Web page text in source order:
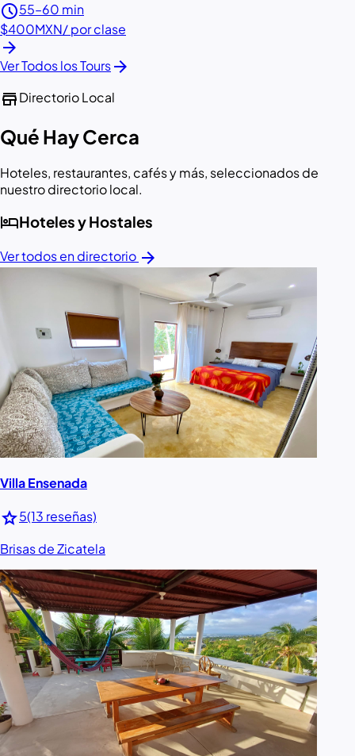
schedule55–60 min
$400MXN/ por clase
arrow_forward
Ver Todos los Toursarrow_forward
storeDirectorio Local
Qué Hay Cerca
Hoteles, restaurantes, cafés y más, seleccionados de
nuestro directorio local.
hotelHoteles y Hostales
Ver todos en directorio arrow_forward
Villa Ensenada
star5(13 reseñas)
Brisas de Zicatela